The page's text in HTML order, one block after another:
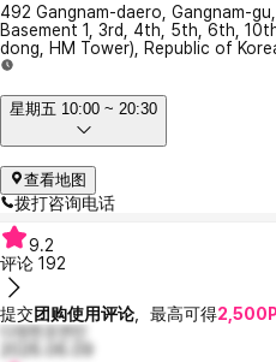
492 Gangnam-daero, Gangnam-
Basement 1, 3rd, 4th, 5th, 6th,
dong, HM Tower), Republic of
星期五 10:00 ~ 20:30
查看地图
拨打咨询电话
9.2
评论 192
提交团购使用评论，最高可得
다정한조연진
2026.06.09